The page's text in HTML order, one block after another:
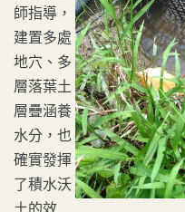
師指導，
建置多處
地穴、多
層落葉土
層疊涵養
水分，也
確實發揮
了積水沃